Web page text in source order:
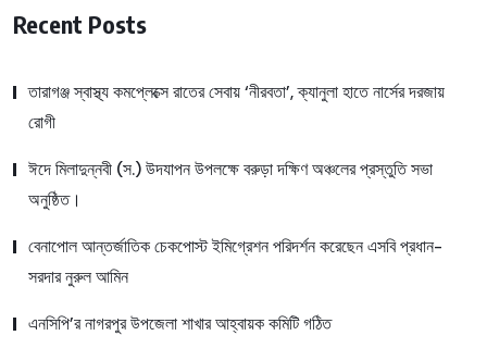
Recent Posts
তারাগঞ্জ স্বাস্থ্য কমপ্লেক্সে রাতের সেবায় ‘নীরবতা’, ক্যানুলা হাতে নার্সের দরজায়
রোগী
ঈদে মিলাদুন্নবী (স.) উদযাপন উপলক্ষে বরুড়া দক্ষিণ অঞ্চলের প্রস্তুতি সভা
অনুষ্ঠিত।
বেনাপোল আন্তর্জাতিক চেকপোস্ট ইমিগ্রেশন পরিদর্শন করেছেন এসবি প্রধান-
সরদার নুরুল আমিন
এনসিপি’র নাগরপুর উপজেলা শাখার আহ্বায়ক কমিটি গঠিত